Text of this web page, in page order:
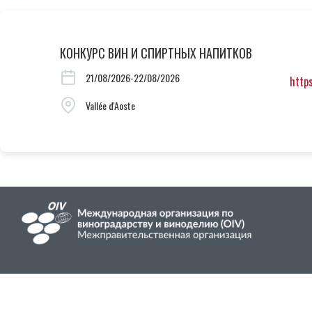
КОНКУРС ВИН И СПИРТНЫХ НАПИТКОВ
21/08/2026-22/08/2026
Vallée d'Aoste